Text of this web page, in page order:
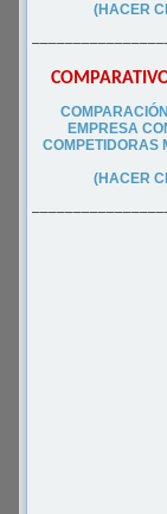
(HACER
EMPRESA
COMPETIDORAS
(HACER